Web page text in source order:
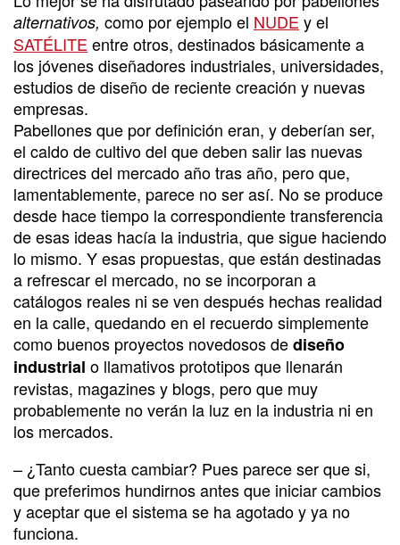
alternativos, como por ejemplo el NUDE y el
SATÉLITE entre otros, destinados básicamente a
los jóvenes diseñadores industriales, universidades,
estudios de diseño de reciente creación y nuevas
empresas.
Pabellones que por definición eran, y deberían ser,
el caldo de cultivo del que deben salir las nuevas
directrices del mercado año tras año, pero que,
lamentablemente, parece no ser así. No se produce
desde hace tiempo la correspondiente transferencia
de esas ideas hacía la industria, que sigue haciendo
lo mismo. Y esas propuestas, que están destinadas
a refrescar el mercado, no se incorporan a
catálogos reales ni se ven después hechas realidad
en la calle, quedando en el recuerdo simplemente
como buenos proyectos novedosos dediseño
industrial o llamativos prototipos que llenarán
revistas, magazines y blogs, pero que muy
probablemente no verán la luz en la industria ni en
los mercados.
– ¿Tanto cuesta cambiar? Pues parece ser que si,
que preferimos hundirnos antes que iniciar cambios
y aceptar que el sistema se ha agotado y ya no
funciona.